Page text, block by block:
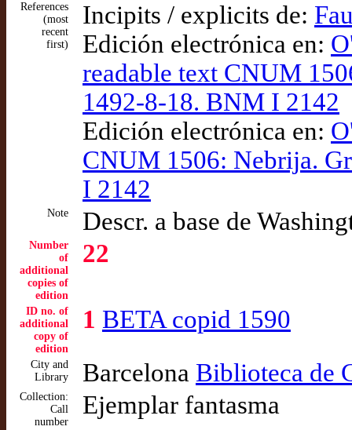
References
(most
recent
first)
Incipits / explicits de:
Edición electrónica en:
readable text CNUM
1492-8-18. BNM I 2142
Edición electrónica en:
CNUM 1506: Nebrija.
I 2142
Note Descr. a base de
Number
of
additional
copies of
edition
22
ID no. of
additional
copy of
edition
1 BETA copid 1590
City and
Library
Barcelona Biblioteca de
Collection:
Call
number
Ejemplar fantasma